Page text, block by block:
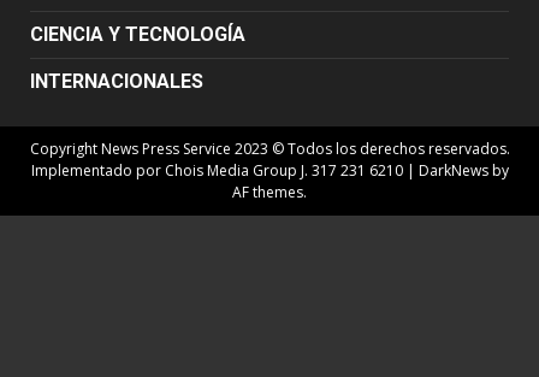
CIENCIA Y TECNOLOGÍA
INTERNACIONALES
Copyright News Press Service 2023 © Todos los derechos reservados.
Implementado por Chois Media Group J. 317 231 6210 | DarkNewsby
AF themes.